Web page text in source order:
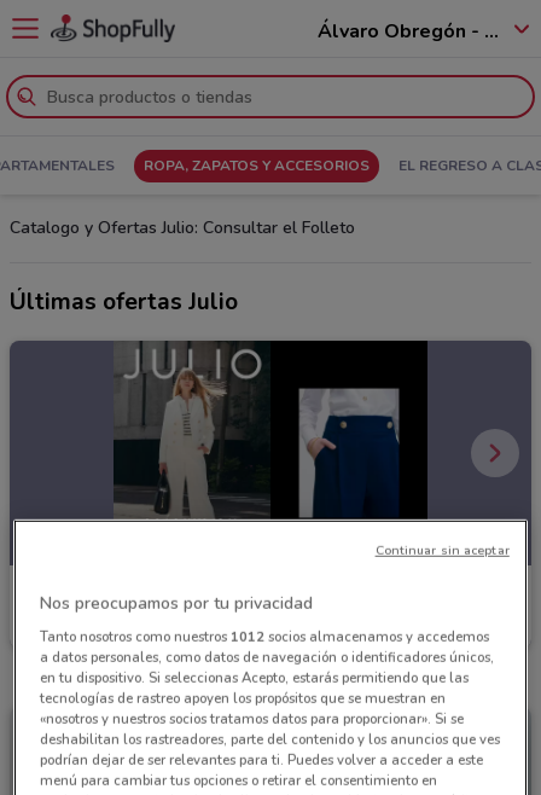
Álvaro Obregón - 01520
ROPA, ZAPATOS Y ACCESORIOS EL REGRESO A
Catalogo y Ofertas Julio: Consultar el Folleto
Últimas ofertas Julio
Julio
Caduca el 30/09
Nos preocupamos por tu privacidad
Tanto nosotros como nuestros 1012socios almacenamos y accedemos
a datos personales, como datos de navegación o identificadores únicos,
en tu dispositivo. Si seleccionas Acepto, estarás permitiendo que las
tecnologías de rastreo apoyen los propósitos que se muestran en
«nosotros y nuestros socios tratamos datos para proporcionar». Si se
deshabilitan los rastreadores, parte del contenido y los anuncios que ves
podrían dejar de ser relevantes para ti. Puedes volver a acceder a este
menú para cambiar tus opciones o retirar el consentimiento en
Continuar sin aceptar